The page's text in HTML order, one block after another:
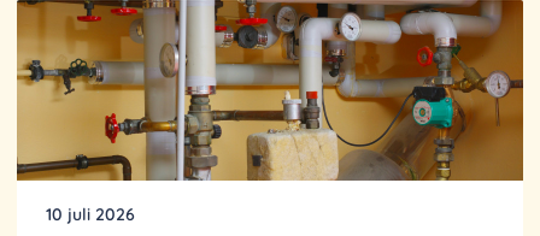
10 juli 2026